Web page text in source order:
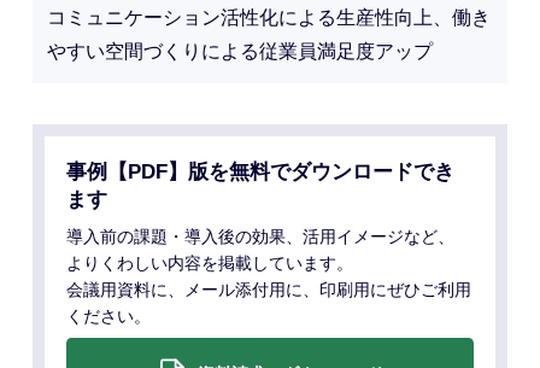
コミュニケーション活性化による生産性向上、働き
やすい空間づくりによる従業員満足度アップ
事例【PDF】版を無料でダウンロードでき
ます
導入前の課題・導入後の効果、活用イメージなど、
よりくわしい内容を掲載しています。
会議用資料に、メール添付用に、印刷用にぜひご利用
ください。